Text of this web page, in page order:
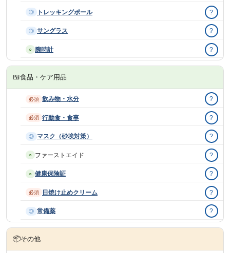
◎ トレッキングポール ?
◎ サングラス ?
○ 腕時計 ?
🍱食品・ケア用品
必須 飲み物・水分 ?
必須 行動食・食事 ?
◎ マスク（砂埃対策） ?
○ ファーストエイド ?
○ 健康保険証 ?
必須 日焼け止めクリーム ?
◎ 常備薬 ?
📦その他